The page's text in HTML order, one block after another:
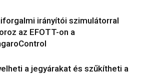
irányítói szimulátorral
az EFOTT-on a
a jegyárakat és szűkítheti a